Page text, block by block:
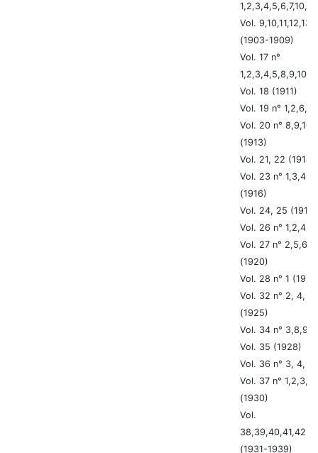
Vol.
(1903-1909)
Vol. 17 n°
Vol. 18 (1911)
Vol. 19 n°
Vol. 20 n°
(1913)
Vol. 21, 22 (1914-
Vol. 23 n°
(1916)
Vol. 24, 25
Vol. 26 n°
Vol. 27 n°
(1920)
Vol. 28 n° 1
Vol. 32 n° 2, 4, 7,
(1925)
Vol. 34 n°
Vol. 35 (1928)
Vol. 36 n° 3, 4, 8
Vol. 37 n°
(1930)
Vol.
(1931-1939)